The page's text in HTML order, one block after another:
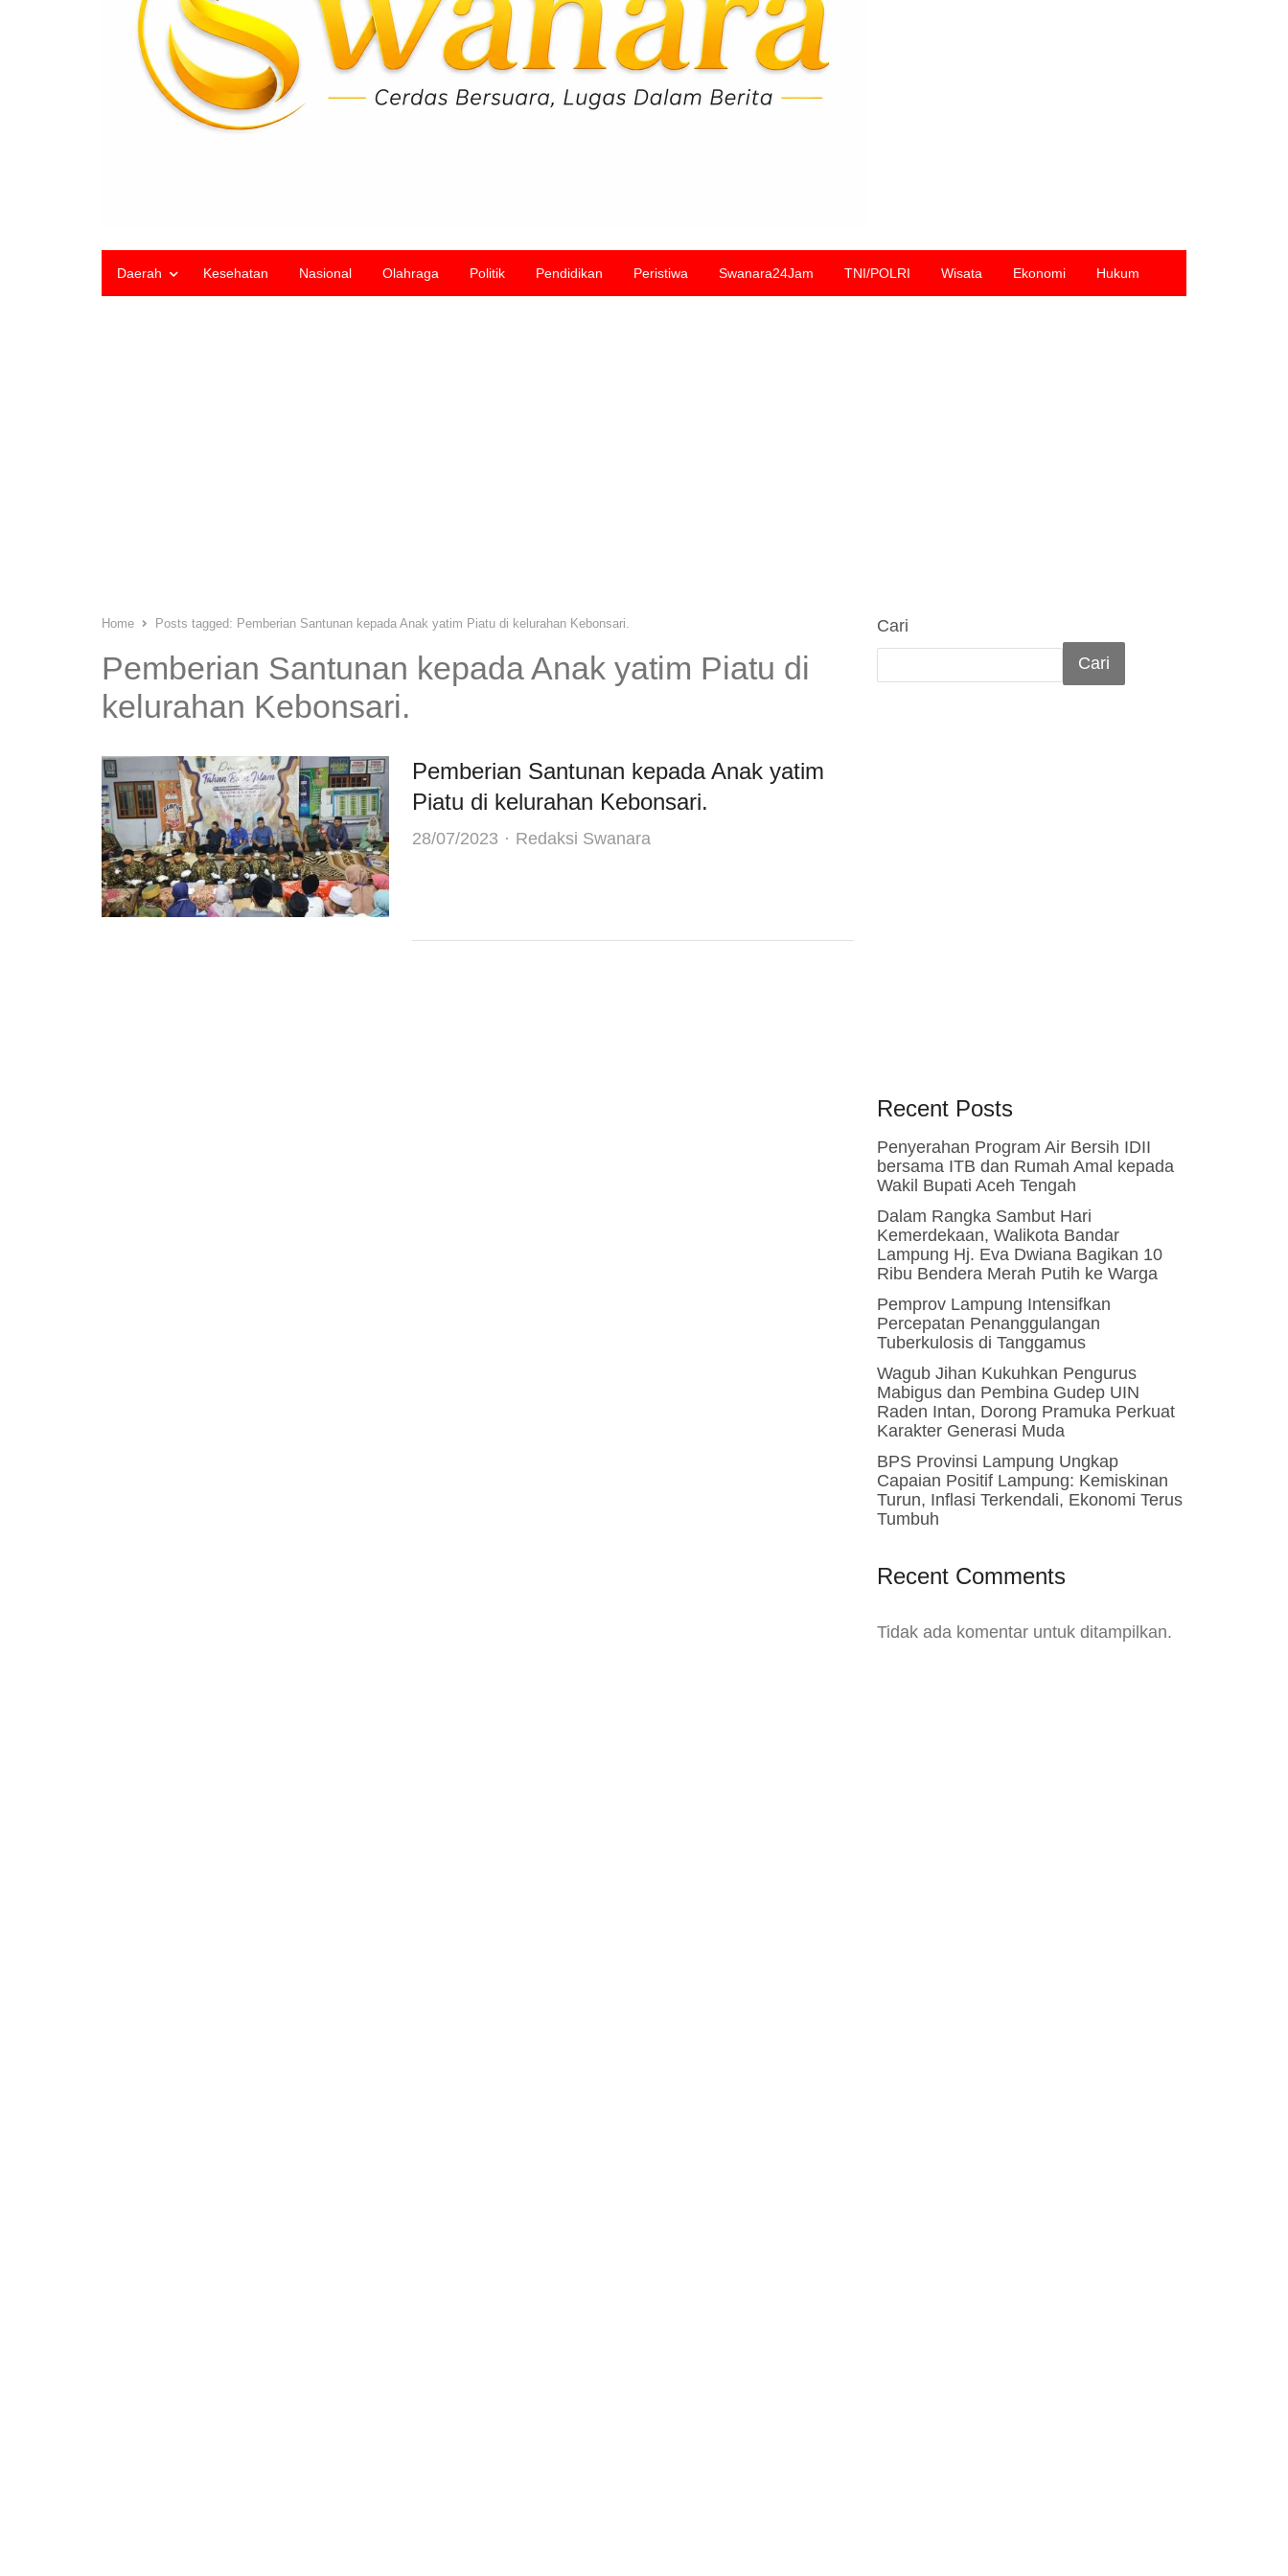
Daerah Kesehatan Nasional Olahraga Politik Pendidikan Peristiwa Swanara24Jam TNI/POLRI Wisata Ekonomi Hukum
Home Posts tagged: Pemberian Santunan kepada Anak yatim Piatu di kelurahan Kebonsari.
Pemberian Santunan kepada Anak yatim Piatu di
kelurahan Kebonsari.
Pemberian Santunan kepada Anak yatim
Piatu di kelurahan Kebonsari.
28/07/2023 Author
Redaksi Swanara
Cari
Cari
Recent Posts
Penyerahan Program Air Bersih IDII
bersama ITB dan Rumah Amal kepada
Wakil Bupati Aceh Tengah
Dalam Rangka Sambut Hari
Kemerdekaan, Walikota Bandar
Lampung Hj. Eva Dwiana Bagikan 10
Ribu Bendera Merah Putih ke Warga
Pemprov Lampung Intensifkan
Percepatan Penanggulangan
Tuberkulosis di Tanggamus
Wagub Jihan Kukuhkan Pengurus
Mabigus dan Pembina Gudep UIN
Raden Intan, Dorong Pramuka Perkuat
Karakter Generasi Muda
BPS Provinsi Lampung Ungkap
Capaian Positif Lampung: Kemiskinan
Turun, Inflasi Terkendali, Ekonomi Terus
Tumbuh
Recent Comments
Tidak ada komentar untuk ditampilkan.